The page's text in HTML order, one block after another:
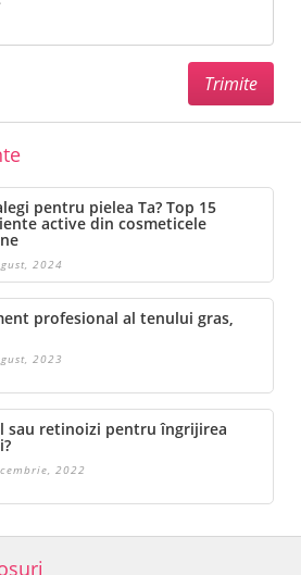
pentru pielea Ta? Top 15
active din cosmeticele
2024
profesional al tenului gras,
2023
sau retinoizi pentru îngrijirea
2022